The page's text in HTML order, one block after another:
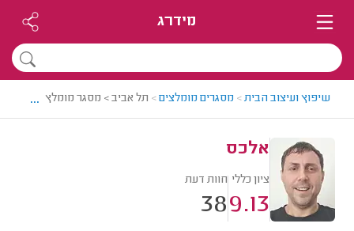
מידרג
שיפוץ ועיצוב הבית> מסגרים מומלצים> תל אביב > מסגר מומלץ - אלכס
...
אלכס
ציון כללי
9.13
חוות דעת
38